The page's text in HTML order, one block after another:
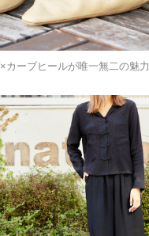
カーブヒールが唯一無二の魅力